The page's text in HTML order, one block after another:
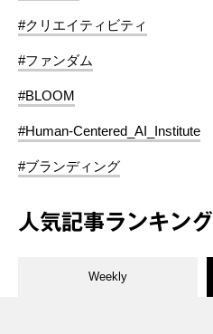
#クリエイティビティ
#ファンダム
#BLOOM
#Human-Centered_AI_Institute
#ブランディング
人気記事ランキング
Weekly